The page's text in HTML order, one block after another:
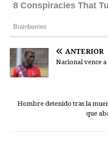
ANTERIOR
Nacional vence a
Hombre detenido tras la
que